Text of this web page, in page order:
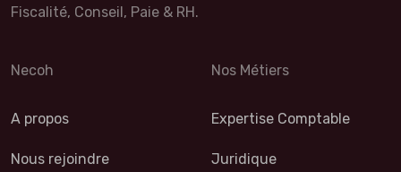
Fiscalité, Conseil, Paie & RH.
Necoh
A propos
Nous rejoindre
Nos Métiers
Expertise Comptable
Juridique